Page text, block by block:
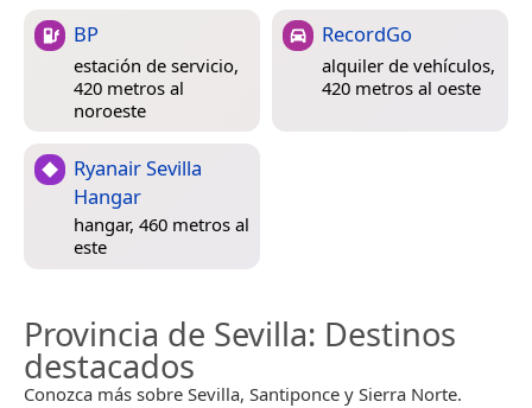
BP
estación de servicio,
420 metros al
noroeste
RecordGo
alquiler de vehículos,
420 metros al oeste
Ryanair Sevilla
Hangar
hangar, 460 metros al
este
Provincia de Sevilla: Destinos
destacados
Conozca más sobre Sevilla, Santiponce y Sierra Norte.